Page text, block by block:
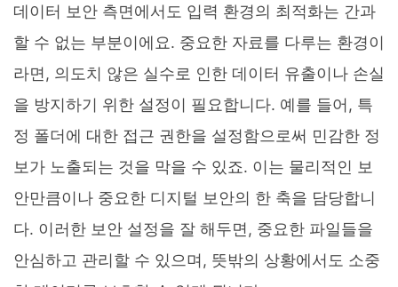
데이터 보안 측면에서도 입력 환경의 최적화는 간과
할 수 없는 부분이에요. 중요한 자료를 다루는 환경이
라면, 의도치 않은 실수로 인한 데이터 유출이나 손실
을 방지하기 위한 설정이 필요합니다. 예를 들어, 특
정 폴더에 대한 접근 권한을 설정함으로써 민감한 정
보가 노출되는 것을 막을 수 있죠. 이는 물리적인 보
안만큼이나 중요한 디지털 보안의 한 축을 담당합니
다. 이러한 보안 설정을 잘 해두면, 중요한 파일들을
안심하고 관리할 수 있으며, 뜻밖의 상황에서도 소중